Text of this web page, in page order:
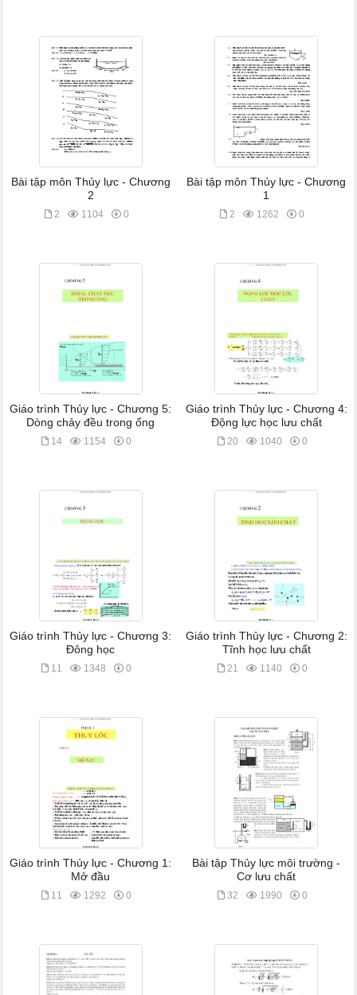
Bài tập môn Thủy lực - Chương
2
2 1104 0
Bài tập môn Thủy lực - Chương
1
2 1262 0
Giáo trình Thủy lực - Chương 5:
Dòng chảy đều trong ống
14 1154 0
Giáo trình Thủy lực - Chương 4:
Động lực học lưu chất
20 1040 0
Giáo trình Thủy lực - Chương 3:
Đông học
11 1348 0
Giáo trình Thủy lực - Chương 2:
Tĩnh học lưu chất
21 1140 0
Giáo trình Thủy lực - Chương 1:
Mở đầu
11 1292 0
Bài tập Thủy lực môi trường -
Cơ lưu chất
32 1990 0